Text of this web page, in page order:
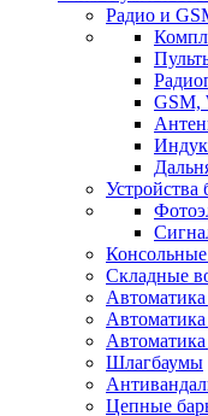
Радио и
GSM,
Устройства
Складные
Шлагбаумы
Цепные